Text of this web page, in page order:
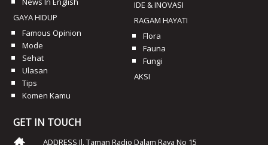
GAYA HIDUP
Famous Opinion
Mode
Sehat
Ulasan
Tips
Komen Kamu
IDE & INOVASI
RAGAM HAYATI
Flora
Fauna
Fungi
AKSI
GET IN TOUCH
ADDRESS Jl. Taman Radio Dalam Raya No 15